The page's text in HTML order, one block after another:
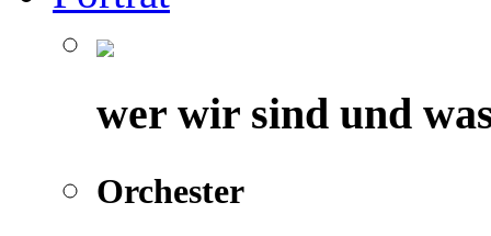
wer wir sind und
Orchester